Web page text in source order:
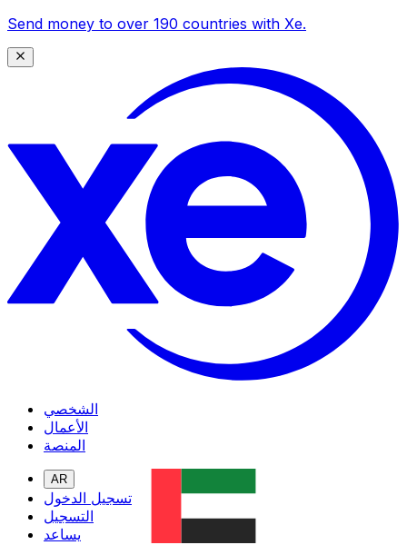
Send money to over 190 countries with Xe.
الشخصي
الأعمال
المنصة
AR
تسجيل الدخول
التسجيل
يساعد